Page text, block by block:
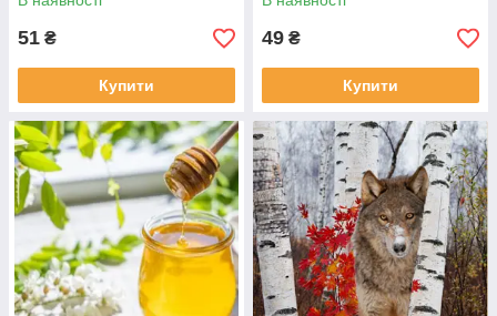
51 ₴
Купити
49 ₴
Купити